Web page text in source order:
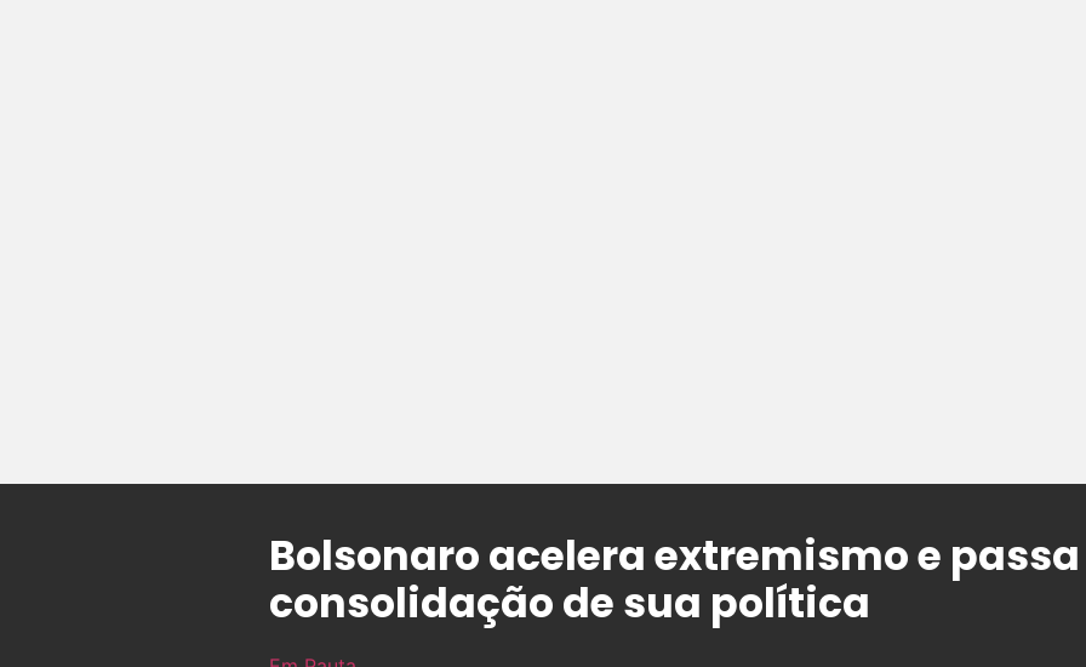
Bolsonaro acelera extremismo e
consolidação de sua política